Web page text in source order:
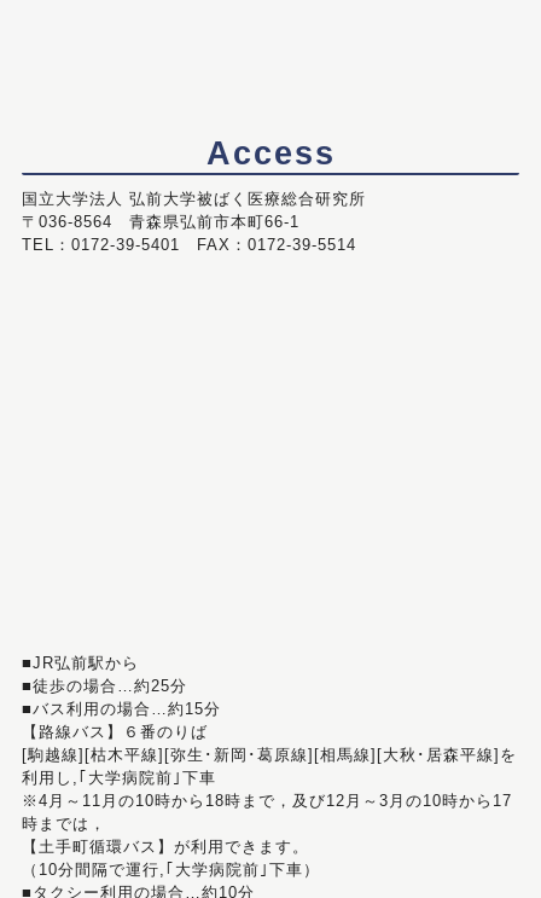
Access
国立大学法人 弘前大学被ばく医療総合研究所
〒036-8564 青森県弘前市本町66-1
TEL：0172-39-5401 FAX：0172-39-5514
■JR弘前駅から
■徒歩の場合…約25分
■バス利用の場合…約15分
【路線バス】６番のりば
[駒越線][枯木平線][弥生･新岡･葛原線][相馬線][大秋･居森平線]を
利用し,｢大学病院前｣下車
※4月～11月の10時から18時まで，及び12月～3月の10時から17
時までは，
【土手町循環バス】が利用できます。
（10分間隔で運行,｢大学病院前｣下車）
■タクシー利用の場合…約10分